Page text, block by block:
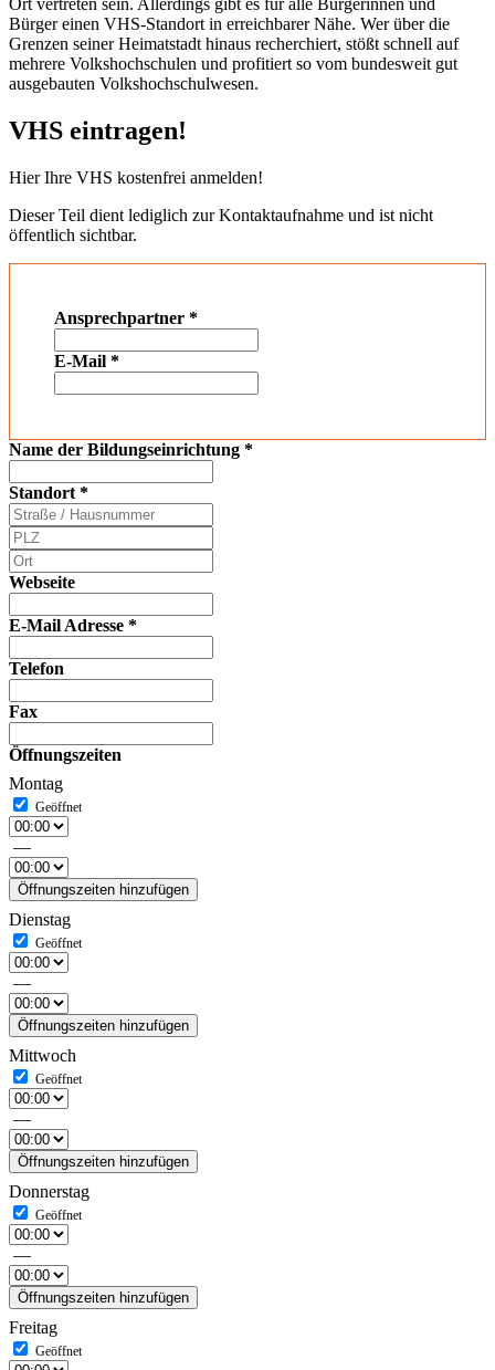
Ort vertreten sein. Allerdings gibt es für alle Bürgerinnen und
Bürger einen VHS-Standort in erreichbarer Nähe. Wer über die
Grenzen seiner Heimatstadt hinaus recherchiert, stößt schnell auf
mehrere Volkshochschulen und profitiert so vom bundesweit gut
ausgebauten Volkshochschulwesen.
VHS eintragen!
Hier Ihre VHS kostenfrei anmelden!
Dieser Teil dient lediglich zur Kontaktaufnahme und ist nicht
öffentlich sichtbar.
Ansprechpartner *
E-Mail *
Name der Bildungseinrichtung *
Standort *
Webseite
E-Mail Adresse *
Telefon
Fax
Öffnungszeiten
Montag
—
Öffnungszeiten hinzufügen
Dienstag
—
Öffnungszeiten hinzufügen
Mittwoch
—
Öffnungszeiten hinzufügen
Donnerstag
—
Öffnungszeiten hinzufügen
Freitag